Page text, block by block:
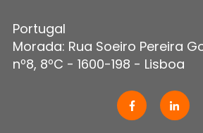
Portugal
Morada: Rua Soeiro Pereira
nº8, 8ºC - 1600-198 - Lisboa